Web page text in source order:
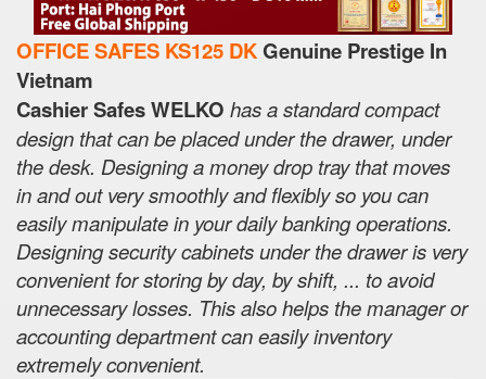
OFFICE SAFES KS125 DKGenuine Prestige In
Vietnam
Cashier Safes WELKO has a standard compact
design that can be placed under the drawer, under
the desk. Designing a money drop tray that moves
in and out very smoothly and flexibly so you can
easily manipulate in your daily banking operations.
Designing security cabinets under the drawer is very
convenient for storing by day, by shift, ... to avoid
unnecessary losses. This also helps the manager or
accounting department can easily inventory
extremely convenient.